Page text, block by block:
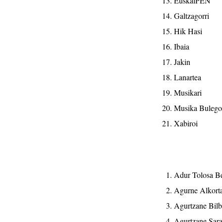
Galtzagorri
Hik Hasi
Ibaia
Jakin
Lanartea
Musikari
Musika
Xabiroi
Adur Tolosa
Agurne
Agurtzane